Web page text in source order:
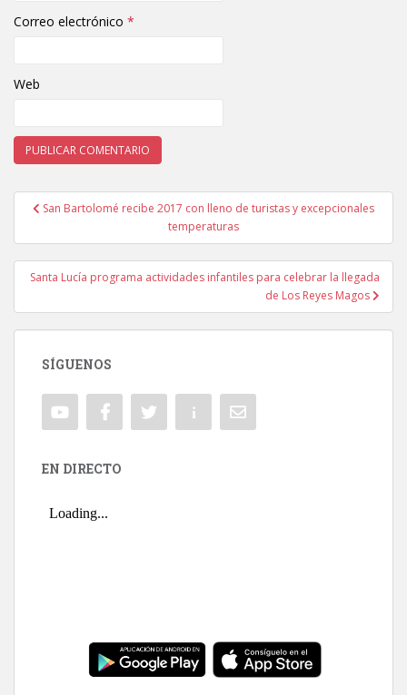
Correo electrónico *
Web
Navegación de entradas
San Bartolomé recibe 2017 con lleno de turistas y excepcionales
temperaturas
Santa Lucía programa actividades infantiles para celebrar la llegada
de Los Reyes Magos
SÍGUENOS
EN DIRECTO